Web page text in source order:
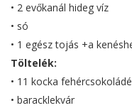
• 2 evőkanál hideg víz
• só
• 1 egész tojás +a
Töltelék:
• 11 kocka fehércsokoládé
• baracklekvár